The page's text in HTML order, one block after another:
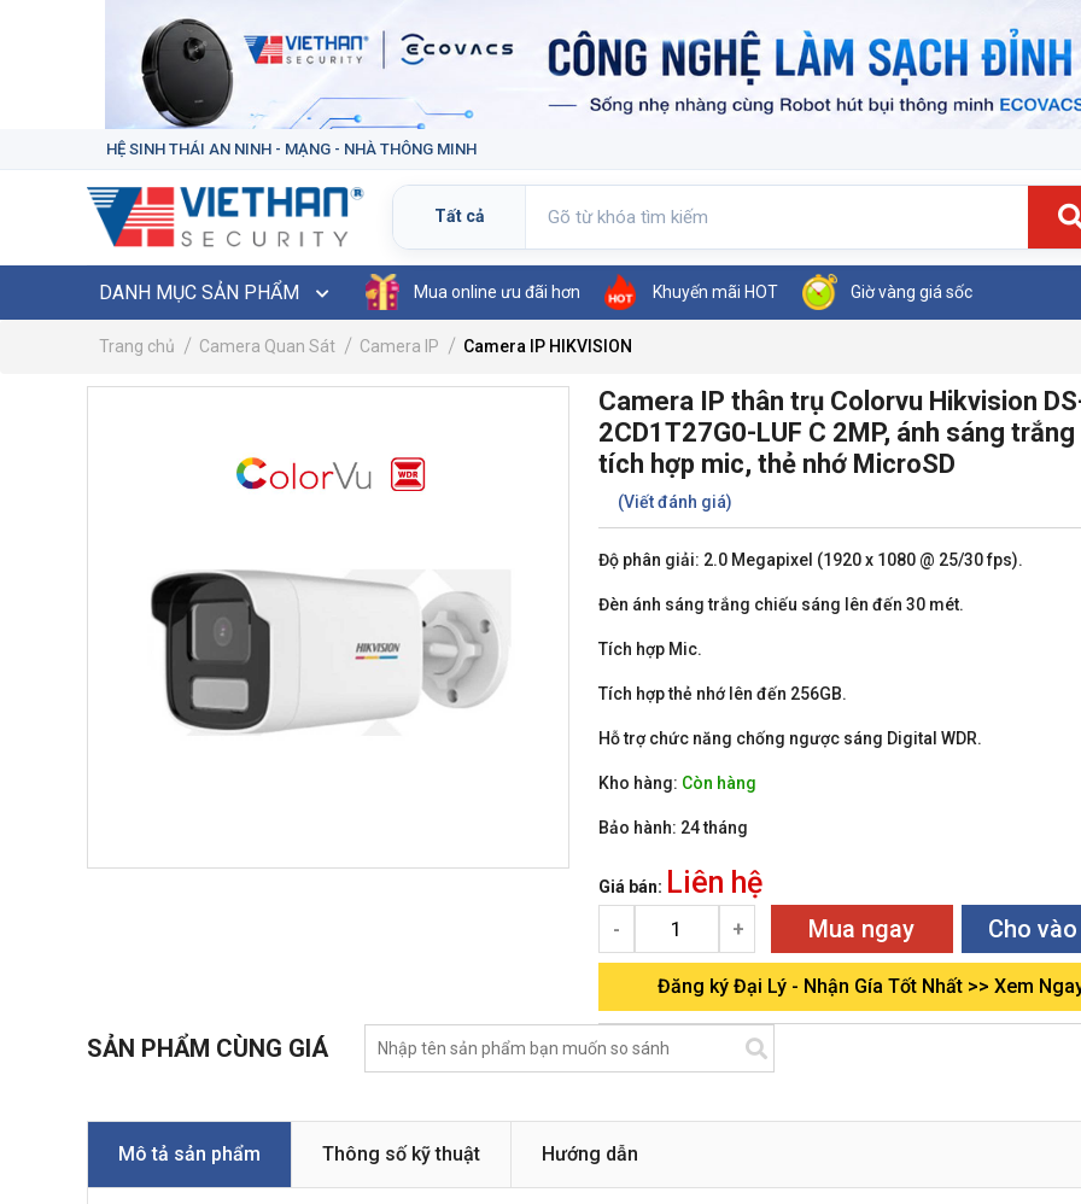
HỆ SINH THÁI AN NINH - MẠNG - NHÀ THÔNG MINH
DANH MỤC SẢN PHẨM Mua online ưu đãi hơn Khuyến mãi HOT Giờ vàng giá sốc
Trang chủ Camera Quan Sát Camera IP Camera IP HIKVISION
Camera IP thân trụ Colorvu Hikvision
2CD1T27G0-LUF C 2MP, ánh sáng
tích hợp mic, thẻ nhớ MicroSD
(Viết đánh giá)
Độ phân giải: 2.0 Megapixel (1920 x 1080 @ 25/30 fps).
Đèn ánh sáng trắng chiếu sáng lên đến 30 mét.
Tích hợp Mic.
Tích hợp thẻ nhớ lên đến 256GB.
Hỗ trợ chức năng chống ngược sáng Digital WDR.
Kho hàng: Còn hàng
Bảo hành: 24 tháng
Giá bán: Liên hệ
- + Mua ngay Cho
Đăng ký Đại Lý - Nhận Gía Tốt Nhất >> Xem
SẢN PHẨM CÙNG GIÁ
Mô tả sản phẩm Thông số kỹ thuật Hướng dẫn